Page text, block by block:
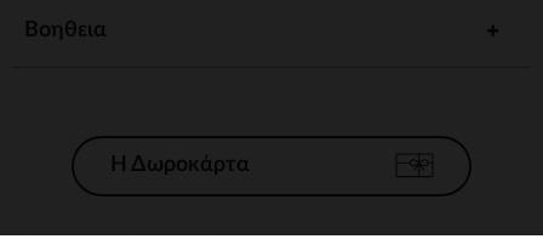
Βοηθεια
Η Δωροκάρτα